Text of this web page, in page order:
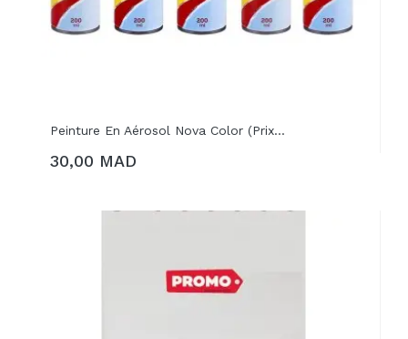
Peinture En Aérosol Nova Color (prix...
AJOUTER AU PANIER
30,00 MAD